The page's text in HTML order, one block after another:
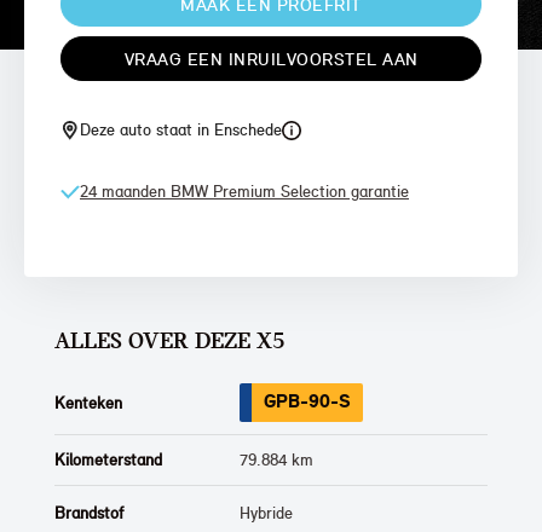
MAAK EEN PROEFRIT
VRAAG EEN INRUILVOORSTEL AAN
Deze auto staat in Enschede
24 maanden BMW Premium Selection garantie
ALLES OVER DEZE X5
Kenteken GPB-90-S
Kilometerstand 79.884 km
Brandstof Hybride